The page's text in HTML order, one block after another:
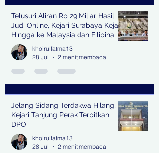
Telusuri Aliran Rp 29 Miliar Hasil
Judi Online, Kejari Surabaya Kejar
Hingga ke Malaysia dan Filipina
khoirulfatma13
28 Jul
2 menit membaca
Jelang Sidang Terdakwa Hilang,
Kejari Tanjung Perak Terbitkan
DPO
khoirulfatma13
28 Jul
2 menit membaca